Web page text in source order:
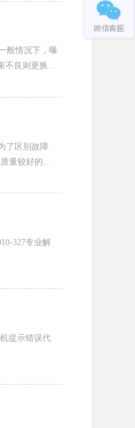
般情况下，曝
不良则更换线
了区别故障
量较好的润
327专业解
提示错误代